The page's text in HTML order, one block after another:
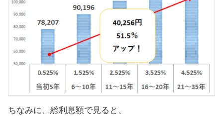
ちなみに、総利息額で見ると、